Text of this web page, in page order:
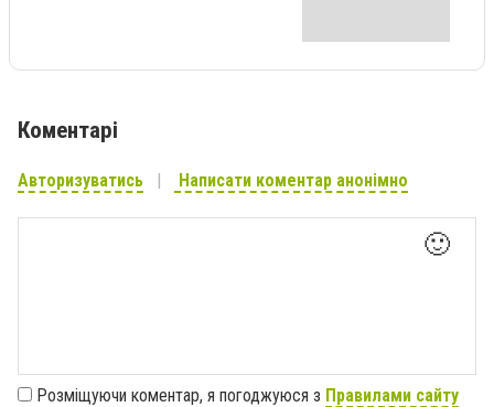
Коментарі
Авторизуватись Написати коментар анонімно
🙂
Розміщуючи коментар, я погоджуюся з Правилами сайту